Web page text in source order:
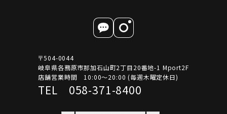
〒504-0044
岐阜県各務原市那加石山町2丁目20番地-1 Mport2F
店舗営業時間 10:00～20:00 (毎週木曜定休日)
TEL 058-371-8400